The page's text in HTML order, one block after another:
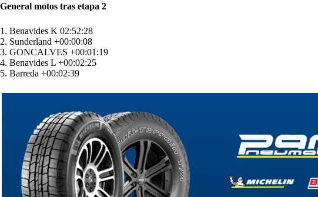
General motos tras etapa 2
1. Benavides K 02:52:28
2. Sunderland +00:00:08
3. GONCALVES +00:01:19
4. Benavides L +00:02:25
5. Barreda +00:02:39